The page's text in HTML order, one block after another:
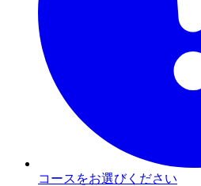
コースをお選びください